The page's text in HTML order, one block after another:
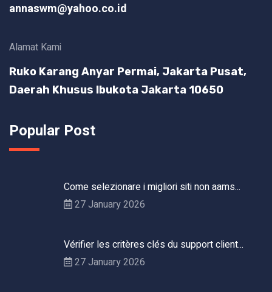
annaswm@yahoo.co.id
Alamat Kami
Ruko Karang Anyar Permai, Jakarta Pusat,
Daerah Khusus Ibukota Jakarta 10650
Popular Post
Come selezionare i migliori siti non aams...
27 January 2026
Vérifier les critères clés du support client...
27 January 2026